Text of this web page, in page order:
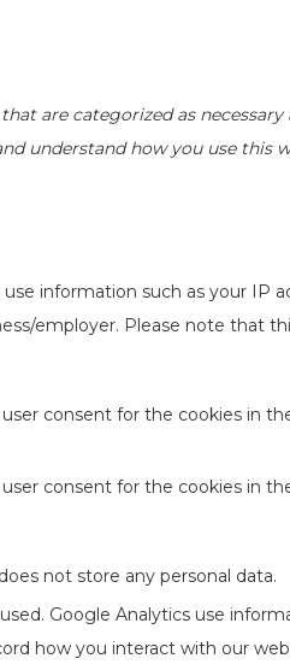
are categorized as
understand how you use this
information such as your IP
employer. Please note that
consent for the cookies in
consent for the cookies in
not store any personal data.
Google Analytics use
how you interact with our